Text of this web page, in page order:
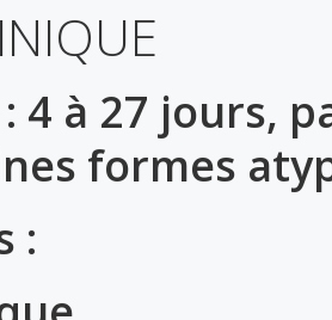
4 à 27 jours,
formes
: